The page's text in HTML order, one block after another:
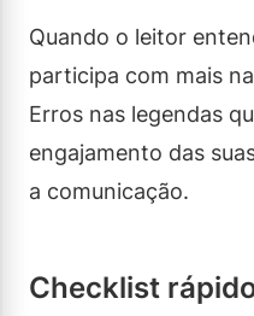
Quando o leitor
participa com mais
Erros nas legendas
engajamento das
a comunicação.
Checklist